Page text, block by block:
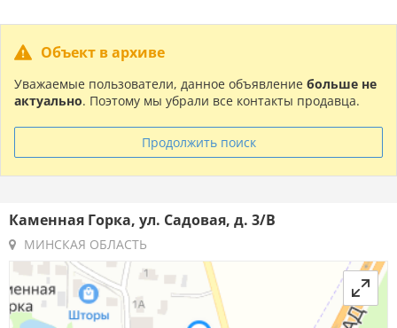
Объект в архиве
Уважаемые пользователи, данное объявление больше не
актуально. Поэтому мы убрали все контакты продавца.
Продолжить поиск
Каменная Горка, ул. Садовая, д. 3/В
МИНСКАЯ ОБЛАСТЬ